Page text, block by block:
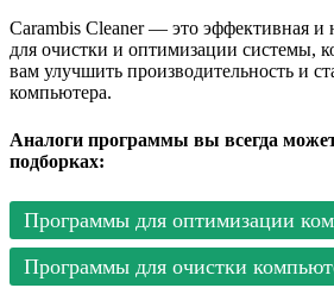
Carambis Cleaner — это эффективная и
для очистки и оптимизации системы,
вам улучшить производительность и
компьютера.
Аналоги программы вы всегда
подборках:
Программы для оптимизации
Программы для очистки